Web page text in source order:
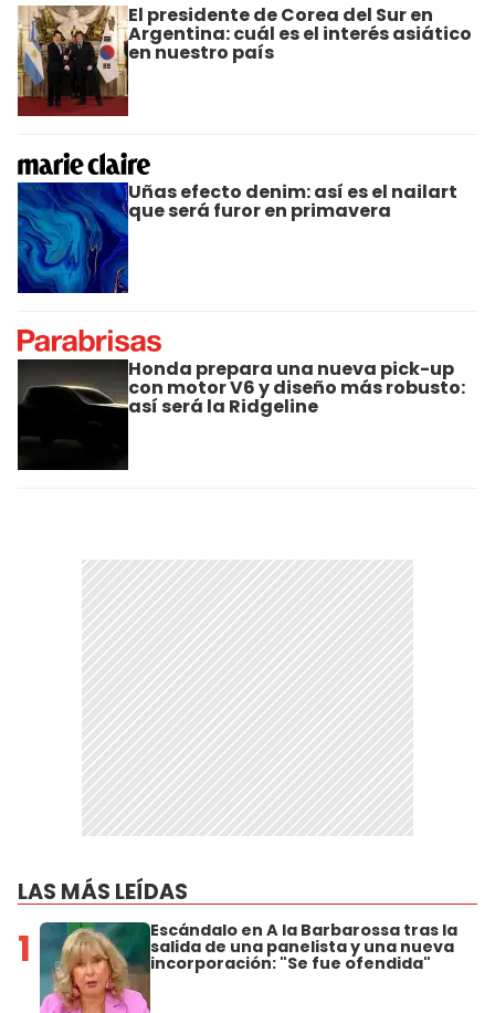
El presidente de Corea del Sur en
Argentina: cuál es el interés asiático
en nuestro país
Uñas efecto denim: así es el nailart
que será furor en primavera
Honda prepara una nueva pick-up
con motor V6 y diseño más robusto:
así será la Ridgeline
LAS MÁS LEÍDAS
1 Escándalo en A la Barbarossa tras la
salida de una panelista y una nueva
incorporación: "Se fue ofendida"